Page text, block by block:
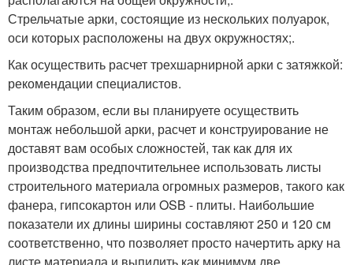
Стрельчатые арки, состоящие из нескольких полуарок,
оси которых расположены на двух окружностях;.
Как осуществить расчет трехшарнирной арки с затяжкой:
рекомендации специалистов.
Таким образом, если вы планируете осуществить
монтаж небольшой арки, расчет и конструирование не
доставят вам особых сложностей, так как для их
производства предпочтительнее использовать листы
строительного материала огромных размеров, такого как
фанера, гипсокартон или OSB - плиты. Наибольшие
показатели их длины ширины составляют 250 и 120 см
соответственно, что позволяет просто начертить арку на
листе материала и выпилить как минимум две